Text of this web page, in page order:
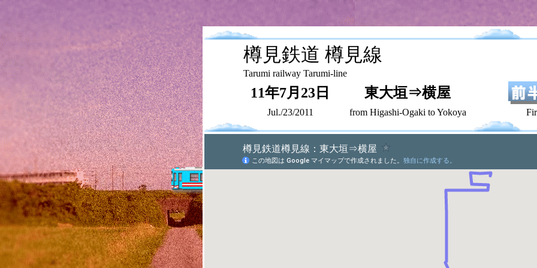
樽見鉄道 樽見線
Tarumi railway Tarumi-line
11年7月23日 東大垣⇒横屋
Jul./23/2011 from Higashi-Ogaki to Yokoya First